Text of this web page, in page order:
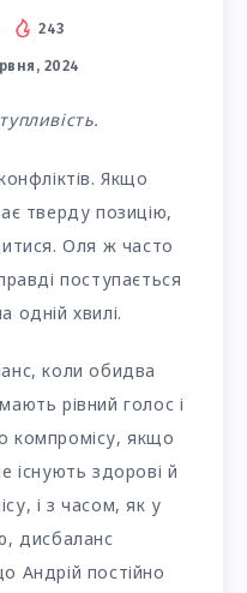
243
2024
Якщо
тверду позицію,
Оля ж часто
поступається
хвилі.
коли обидва
рівний голос і
компромісу, якщо
існують здорові й
і з часом, як у
дисбаланс
Андрій постійно